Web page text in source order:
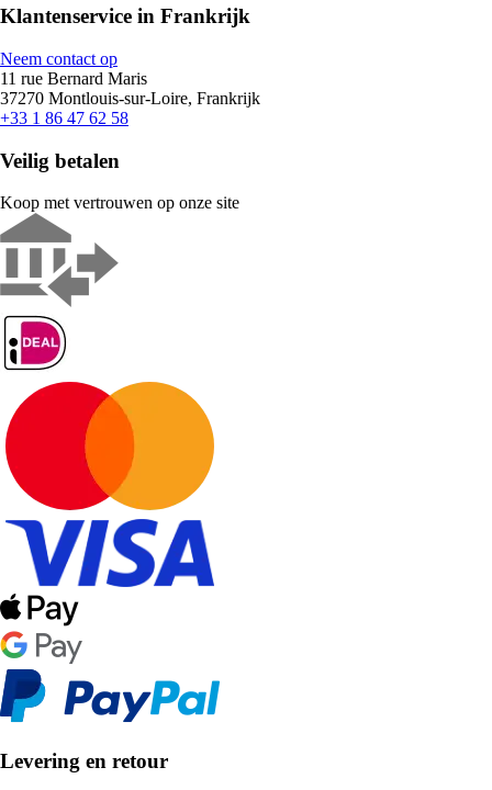
Klantenservice in Frankrijk
Neem contact op
11 rue Bernard Maris
37270 Montlouis-sur-Loire, Frankrijk
+33 1 86 47 62 58
Veilig betalen
Koop met vertrouwen op onze site
Levering en retour